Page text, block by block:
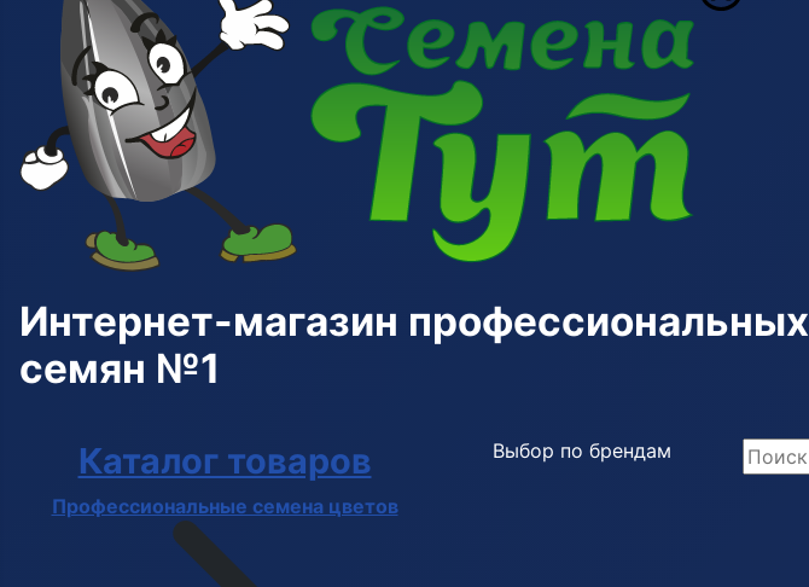
Интернет-магазин профессиональных
семян №1
Каталог товаров
Профессиональные семена цветов
Выбор по брендам